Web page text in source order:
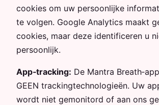
cookies om uw persoonlijke
te volgen. Google Analytics maakt
cookies, maar deze identificeren u
persoonlijk.
App‑tracking: De Mantra
GEEN trackingtechnologieën. Uw
wordt niet gemonitord of aan ons